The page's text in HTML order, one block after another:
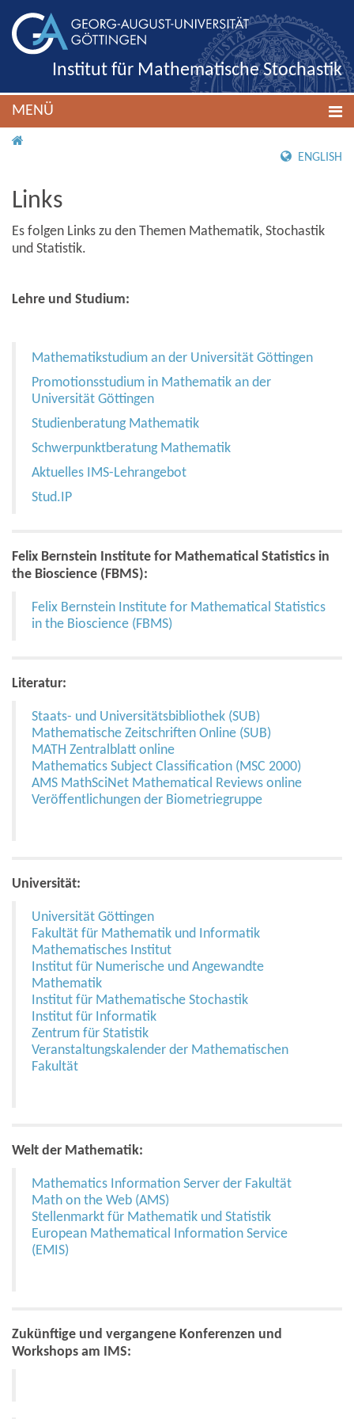
Institut für Mathematische Stochastik
MENÜ
ENGLISH
Links
Es folgen Links zu den Themen Mathematik, Stochastik
und Statistik.
Lehre und Studium:
Mathematikstudium an der Universität Göttingen
Promotionsstudium in Mathematik an der
Universität Göttingen
Studienberatung Mathematik
Schwerpunktberatung Mathematik
Aktuelles IMS-Lehrangebot
Stud.IP
Felix Bernstein Institute for Mathematical Statistics in
the Bioscience (FBMS):
Felix Bernstein Institute for Mathematical Statistics
in the Bioscience (FBMS)
Literatur:
Staats- und Universitätsbibliothek (SUB)
Mathematische Zeitschriften Online (SUB)
MATH Zentralblatt online
Mathematics Subject Classification (MSC 2000)
AMS MathSciNet Mathematical Reviews online
Veröffentlichungen der Biometriegruppe
Universität:
Universität Göttingen
Fakultät für Mathematik und Informatik
Mathematisches Institut
Institut für Numerische und Angewandte
Mathematik
Institut für Mathematische Stochastik
Institut für Informatik
Zentrum für Statistik
Veranstaltungskalender der Mathematischen
Fakultät
Welt der Mathematik:
Mathematics Information Server der Fakultät
Math on the Web (AMS)
Stellenmarkt für Mathematik und Statistik
European Mathematical Information Service
(EMIS)
Zukünftige und vergangene Konferenzen und
Workshops am IMS: